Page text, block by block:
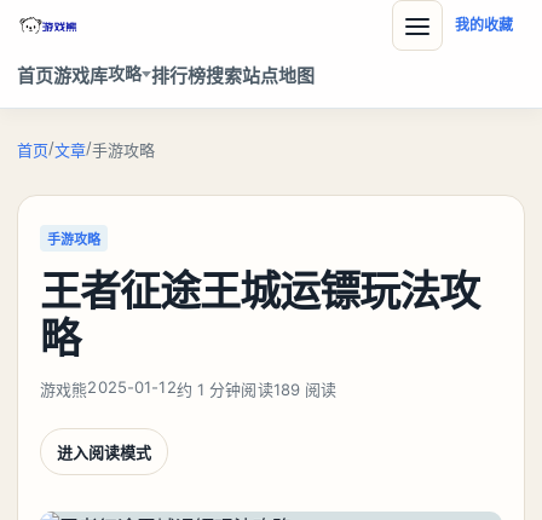
首页游戏库攻略 排行榜搜索站点地图
我的收藏
首页/文章/手游攻略
手游攻略
王者征途王城运镖玩法攻
略
游戏熊2025-01-12约 1 分钟阅读189 阅读
进入阅读模式